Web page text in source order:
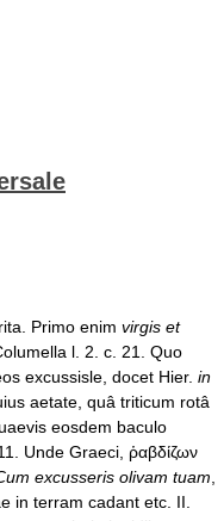
Primo enim virgis et
l. 2. c. 21. Quo
excussisle, docet Hier. in
aetate, quâ triticum rotâ
eosdem baculo
Unde Graeci, ῥαβδίζων
excusseris olivam tuam
in terram cadant etc. II.